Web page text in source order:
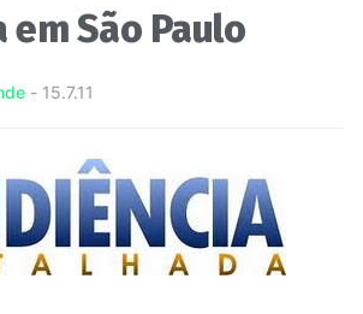
São Paulo
- 15.7.11